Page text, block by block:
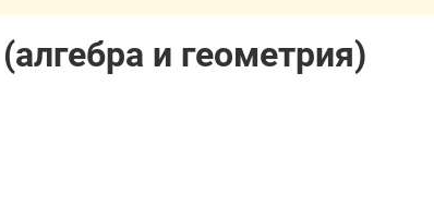
и геометрия)